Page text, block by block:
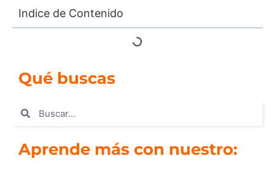
Indice de Contenido
Qué buscas
Aprende más con nuestro: